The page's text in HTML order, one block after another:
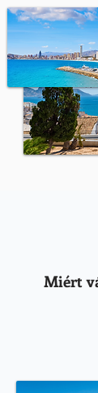
Miért